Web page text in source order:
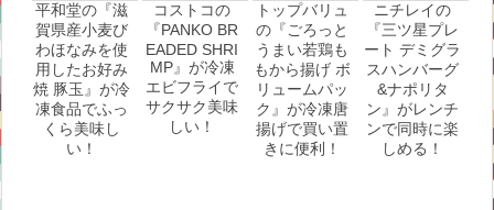
平和堂の『滋
賀県産小麦び
わほなみを使
用したお好み
焼 豚玉』が冷
凍食品でふっ
くら美味し
い！
コストコの
『PANKO BR
EADED SHRI
MP』が冷凍
エビフライで
サクサク美味
しい！
トップバリュ
の『ごろっと
うまい若鶏も
もから揚げ ボ
リュームパッ
ク』が冷凍唐
揚げで買い置
きに便利！
ニチレイの
『三ツ星プレ
ート デミグラ
スハンバーグ
&ナポリタ
ン』がレンチ
ンで同時に楽
しめる！